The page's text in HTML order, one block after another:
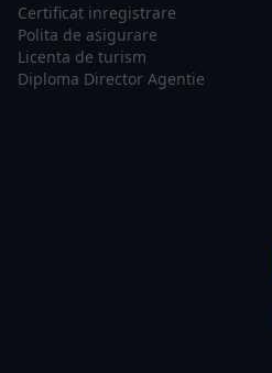
Certificat inregistrare
Polita de asigurare
Licenta de turism
Diploma Director Agentie